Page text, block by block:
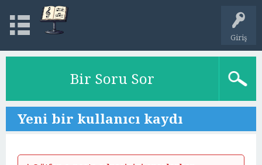
Giriş
Bir Soru Sor
Yeni bir kullanıcı kaydı